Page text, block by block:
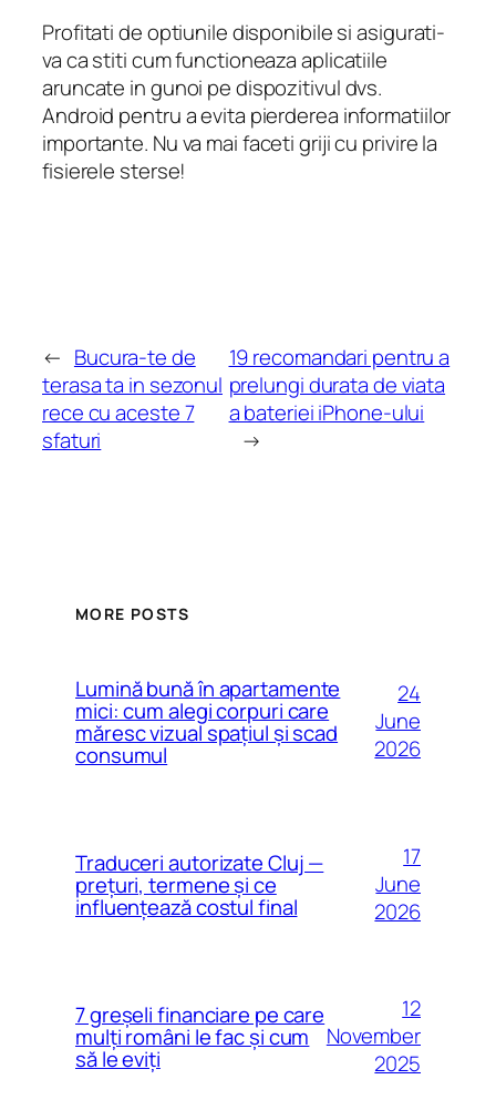
Profitati de optiunile disponibile si asigurati-
va ca stiti cum functioneaza aplicatiile
aruncate in gunoi pe dispozitivul dvs.
Android pentru a evita pierderea informatiilor
importante. Nu va mai faceti griji cu privire la
fisierele sterse!
← Bucura-te de
terasa ta in sezonul
rece cu aceste 7
sfaturi
19 recomandari pentru a
prelungi durata de viata
a bateriei iPhone-ului
→
MORE POSTS
Lumină bună în apartamente
mici: cum alegi corpuri care
măresc vizual spațiul și scad
consumul
24
June
2026
Traduceri autorizate Cluj —
prețuri, termene și ce
influențează costul final
17
June
2026
7 greșeli financiare pe care
mulți români le fac și cum
să le eviți
12
November
2025